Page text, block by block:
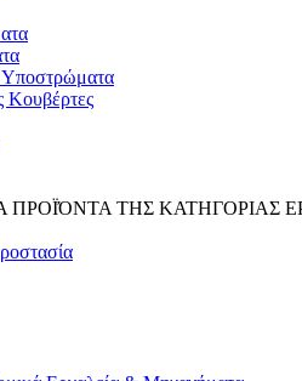
Υποστρώματα
Κουβέρτες
ΠΡΟΪΌΝΤΑ ΤΗΣ ΚΑΤΗΓΟΡΙΑΣ